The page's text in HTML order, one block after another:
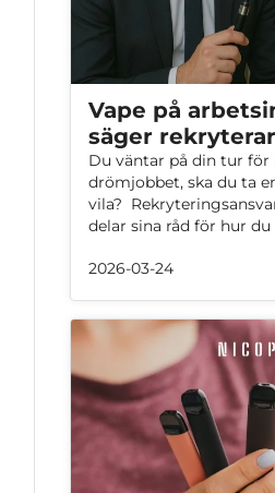
Vape på
säger
Du väntar på din tur
drömjobbet, ska du ta
vila?
delar sina råd för hur
2026-03-24